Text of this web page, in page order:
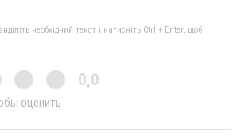
необхідний текст і натисніть Ctrl + Enter, щоб
0,0
оценить